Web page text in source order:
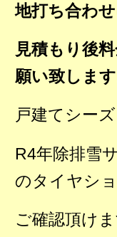
地打ち合わせ
見積もり後
願い致します
戸建てシー
R4年除排雪
のタイヤシ
ご確認頂け